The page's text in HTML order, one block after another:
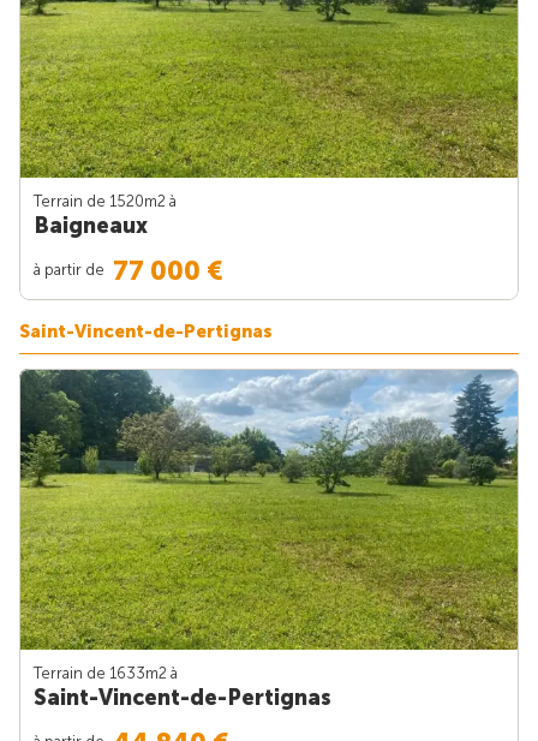
Terrain de 1520m2 à
Baigneaux
à partir de 77 000 €
Saint-Vincent-de-Pertignas
Terrain de 1633m2 à
Saint-Vincent-de-Pertignas